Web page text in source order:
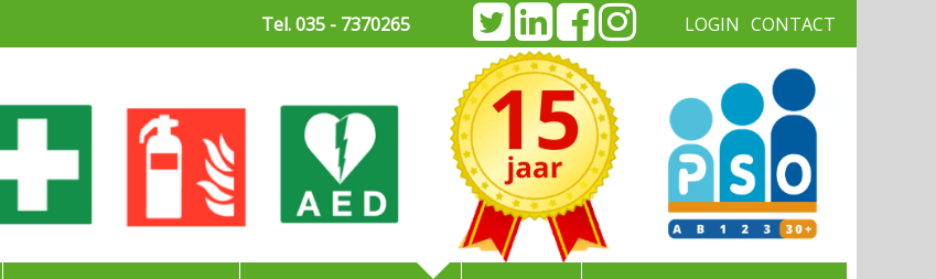
Tel. 035 - 7370265 LOGIN CONTACT